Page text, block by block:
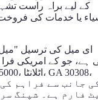
کے لیے براہ راست
یا خدمات کی فروخت
ای میل کی ترسیل
ہے، جو کے امریکی
فارم ہے۔ شپنگ